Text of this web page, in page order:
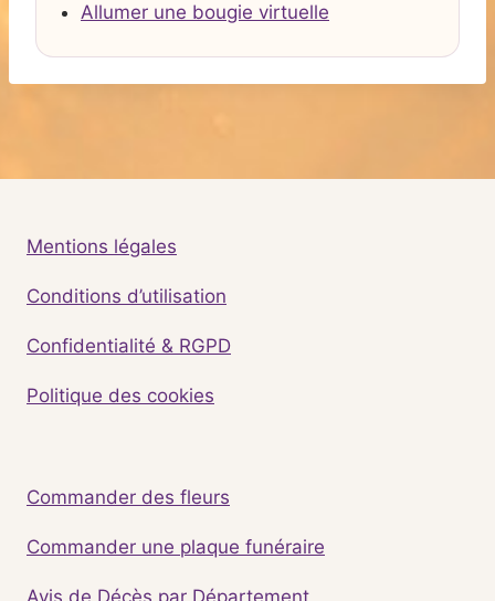
Allumer une bougie virtuelle
Mentions légales
Conditions d’utilisation
Confidentialité & RGPD
Politique des cookies
Commander des fleurs
Commander une plaque funéraire